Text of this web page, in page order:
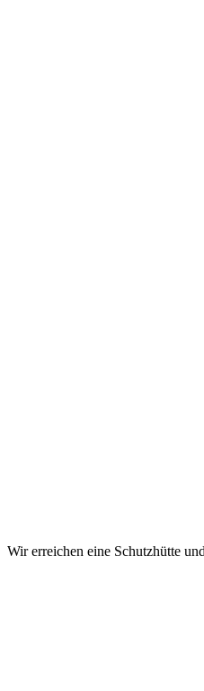
Wir erreichen eine Schutzhütte